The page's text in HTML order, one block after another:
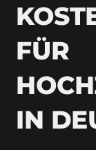
FÜR
IN